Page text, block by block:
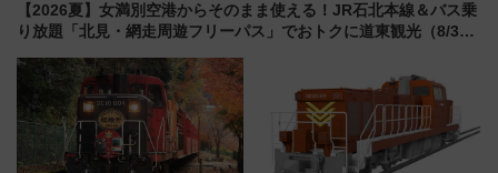
【2026夏】女満別空港からそのまま使える！JR石北本線＆バス乗
り放題「北見・網走周遊フリーパス」でおトクに道東観光（8/3発